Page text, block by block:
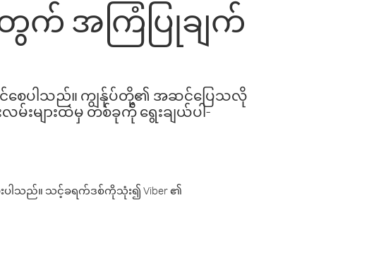
တွက် အကြံပြုချက်
နိုင်စေပါသည်။ ကျွန်ုပ်တို့၏ အဆင်ပြေသလို
မ်းများထဲမှ တစ်ခုကို ရွေးချယ်ပါ-
သည်။ သင့်ခရက်ဒစ်ကိုသုံး၍ Viber ၏